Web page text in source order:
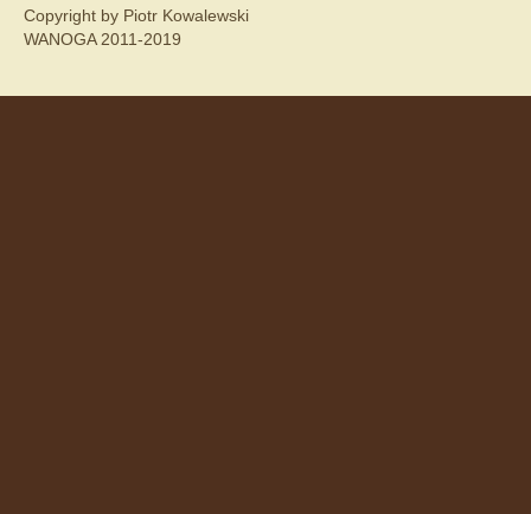
Copyright by Piotr Kowalewski
WANOGA 2011-2019